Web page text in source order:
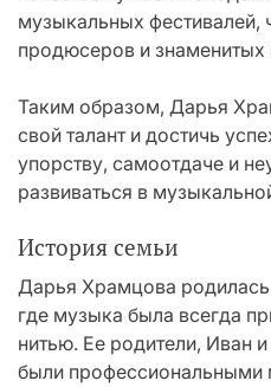
музыкальных фестивалей,
продюсеров и знаменитых
Таким образом, Дарья
свой талант и достичь
упорству, самоотдаче и
развиваться в
История семьи
Дарья Храмцова
где музыка была всегда
нитью. Ее родители, Иван
были профессиональными